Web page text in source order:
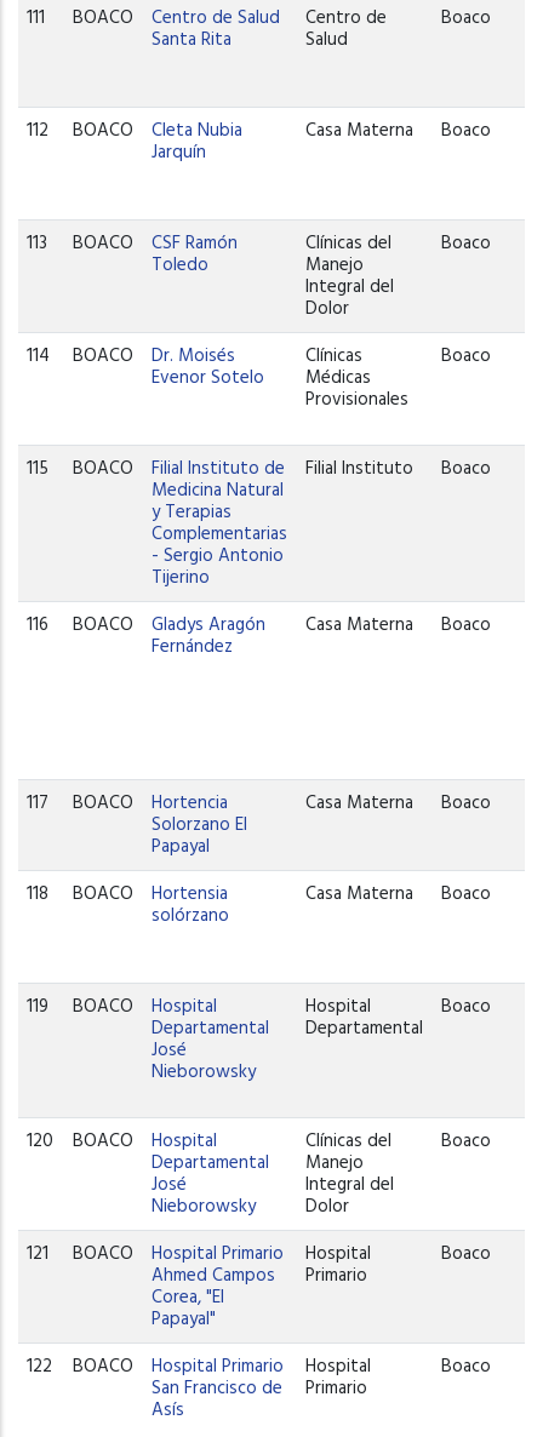
111 BOACO Centro de Salud
Santa Rita
Centro de
Salud
Boaco
112 BOACO Cleta Nubia
Jarquín
Casa Materna Boaco
113 BOACO CSF Ramón
Toledo
Clínicas del
Manejo
Integral del
Dolor
Boaco
114 BOACO Dr. Moisés
Evenor Sotelo
Clínicas
Médicas
Provisionales
Boaco
115 BOACO Filial Instituto de
Medicina Natural
y Terapias
Complementarias
- Sergio Antonio
Tijerino
Filial Instituto Boaco
116 BOACO Gladys Aragón
Fernández
Casa Materna Boaco
117 BOACO Hortencia
Solorzano El
Papayal
Casa Materna Boaco
118 BOACO Hortensia
solórzano
Casa Materna Boaco
119 BOACO Hospital
Departamental
José
Nieborowsky
Hospital
Departamental
Boaco
120 BOACO Hospital
Departamental
José
Nieborowsky
Clínicas del
Manejo
Integral del
Dolor
Boaco
121 BOACO Hospital Primario
Ahmed Campos
Corea, "El
Papayal"
Hospital
Primario
Boaco
122 BOACO Hospital Primario
San Francisco de
Asís
Hospital
Primario
Boaco